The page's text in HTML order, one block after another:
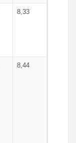
8,33
8,44